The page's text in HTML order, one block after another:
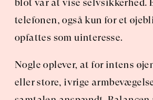
blot var at vise selvsikkerhed.
telefonen, også kun for et
opfattes som uinteresse.
Nogle oplever, at for intens
eller store, ivrige